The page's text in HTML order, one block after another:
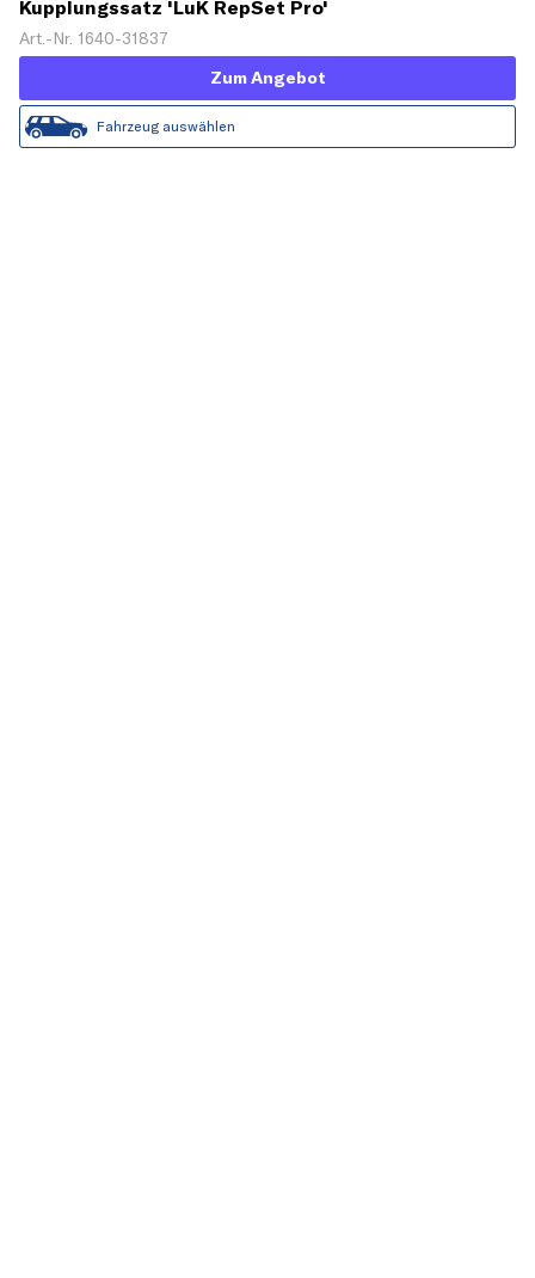
Kupplungssatz 'LuK RepSet Pro'
Art.-Nr. 1640-31837
Zum Angebot
Fahrzeug auswählen